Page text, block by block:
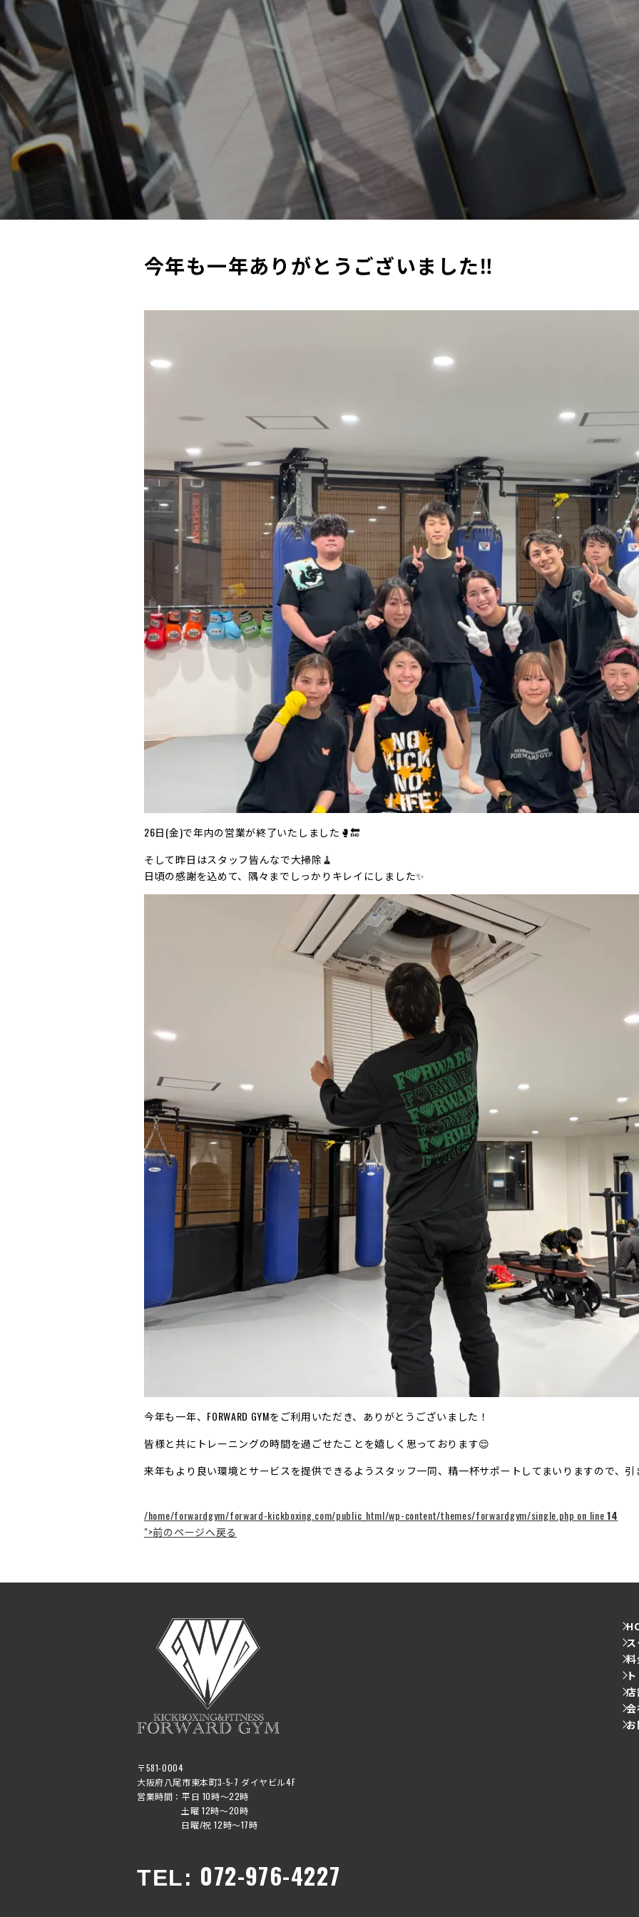
今年も一年ありがとうございました‼︎
26日(金)で年内の営業が終了いたしました🥊🔚
そして昨日はスタッフ皆んなで大掃除🧹
日頃の感謝を込めて、隅々までしっかりキレイにしました✨
今年も一年、FORWARD GYMをご利用いただき、ありがとうございました！
皆様と共にトレーニングの時間を過ごせたことを嬉しく思っております😌
来年もより良い環境とサービスを提供できるようスタッフ一同、精一杯サポートしてまいりますので、引
/home/forwardgym/forward-kickboxing.com/public_html/wp-content/themes/forwardgym/single.php on line14
">前のページへ戻る
〒581-0004
大阪府八尾市東本町3-5-7 ダイヤビル4F
営業時間：平日 10時〜22時
土曜 12時〜20時
日曜/祝 12時〜17時
TEL: 072-976-4227
ス